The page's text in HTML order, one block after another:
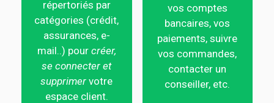
répertoriés par
catégories (crédit,
assurances, e-
mail..) pour créer,
se connecter et
supprimer votre
espace client.
vos comptes
bancaires, vos
paiements, suivre
vos commandes,
contacter un
conseiller, etc.